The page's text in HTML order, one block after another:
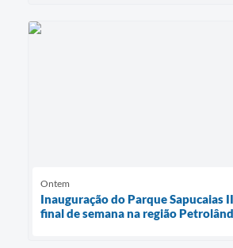
Ontem
Inauguração do Parque Sapucaias
final de semana na região